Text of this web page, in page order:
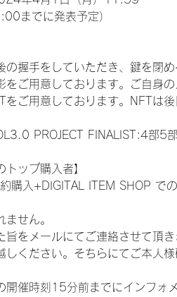
までに発表予定）
の握手をしていただき、鍵を閉
をご用意しております。ご自身
ご用意しております。NFTは
PROJECT FINALIST:4部5
トップ購入者】
購入+DIGITAL ITEM SHOP で
せん。
旨をメールにてご連絡させて頂
ください。そちらにてご本人
開催時刻15分前までにインフォ